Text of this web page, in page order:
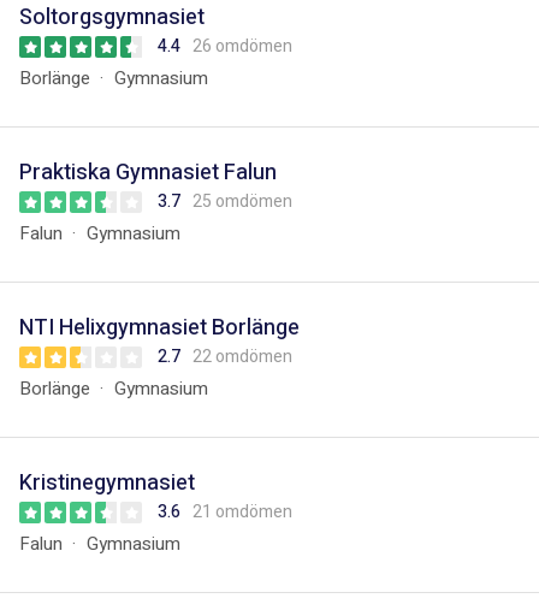
Soltorgsgymnasiet
4.4 26 omdömen
Borlänge Gymnasium
Praktiska Gymnasiet Falun
3.7 25 omdömen
Falun Gymnasium
NTI Helixgymnasiet Borlänge
2.7 22 omdömen
Borlänge Gymnasium
Kristinegymnasiet
3.6 21 omdömen
Falun Gymnasium